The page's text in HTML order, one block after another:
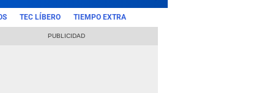
TEC LÍBERO TIEMPO EXTRA